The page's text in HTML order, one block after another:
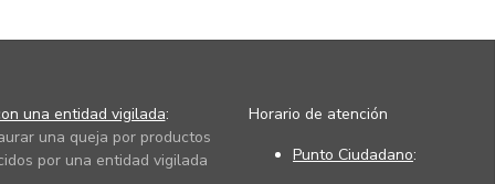
una entidad vigilada:
una queja por productos
por una entidad vigilada
Horario de atención
Punto Ciudadano: